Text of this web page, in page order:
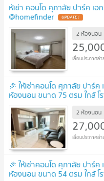
ห้เช่า คอนโด ศุภาลัย ปาร์ค เ
@homefinder
2 ห้องนอน
🎉 ให้เช่าคอนโด ศุภาลัย ปาร์
ห้องนอน ขนาด 75 ตรม ใกล้
2 ห้องนอน
🎉 ให้เช่าคอนโด ศุภาลัย ปาร์
ห้องนอน ขนาด 54 ตรม ใกล้